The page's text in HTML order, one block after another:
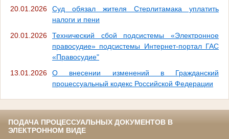
20.01.2026
Суд обязал жителя Стерлитамака уплатить
налоги и пени
20.01.2026
Технический сбой подсистемы «Электронное
правосудие» подсистемы Интернет-портал ГАС
«Правосудие"
13.01.2026
О внесении изменений в Гражданский
процессуальный кодекс Российской Федерации
ПОДАЧА ПРОЦЕССУАЛЬНЫХ ДОКУМЕНТОВ В
ЭЛЕКТРОННОМ ВИДЕ